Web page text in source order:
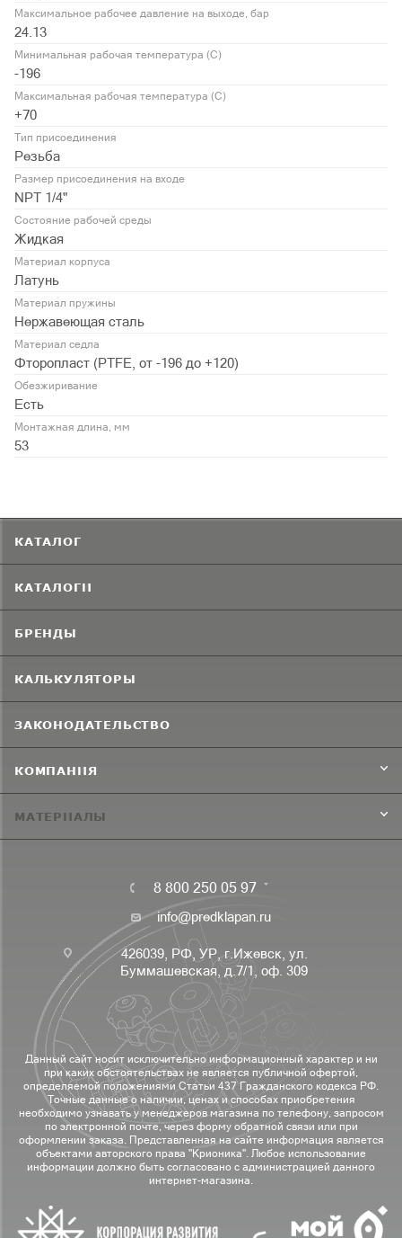
Максимальное рабочее давление на выходе, бар
24.13
Минимальная рабочая температура (С)
-196
Максимальная рабочая температура (С)
+70
Тип присоединения
Резьба
Размер присоединения на входе
NPT 1/4"
Состояние рабочей среды
Жидкая
Материал корпуса
Латунь
Материал пружины
Нержавеющая сталь
Материал седла
Фторопласт (PTFE, от -196 до +120)
Обезжиривание
Есть
Монтажная длина, мм
53
КАТАЛОГ
КАТАЛОГИ
БРЕНДЫ
КАЛЬКУЛЯТОРЫ
ЗАКОНОДАТЕЛЬСТВО
КОМПАНИЯ
МАТЕРИАЛЫ
8 800 250 05 97
info@predklapan.ru
426039, РФ, УР, г.Ижевск, ул.
Буммашевская, д.7/1, оф. 309
Данный сайт носит исключительно информационный характер и ни
при каких обстоятельствах не является публичной офертой,
определяемой положениями Статьи 437 Гражданского кодекса РФ.
Точные данные о наличии, ценах и способах приобретения
необходимо узнавать у менеджеров магазина по телефону, запросом
по электронной почте, через форму обратной связи или при
оформлении заказа. Представленная на сайте информация является
объектами авторского права "Крионика". Любое использование
информации должно быть согласовано с администрацией данного
интернет-магазина.